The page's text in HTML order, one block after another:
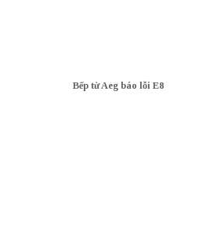
Bếp từ Aeg báo lỗi E8